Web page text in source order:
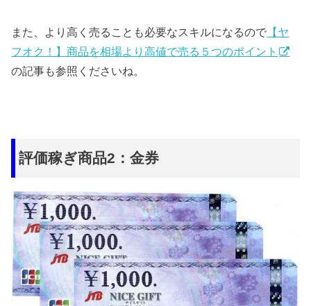
また、より高く売ることも必要なスキルになるので 【ヤ
フオク！】商品を相場より高値で売る５つのポイント
の記事も参照くださいね。
評価稼ぎ商品2：金券